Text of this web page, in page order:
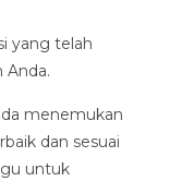
yang telah
Anda.
menemukan
dan sesuai
untuk